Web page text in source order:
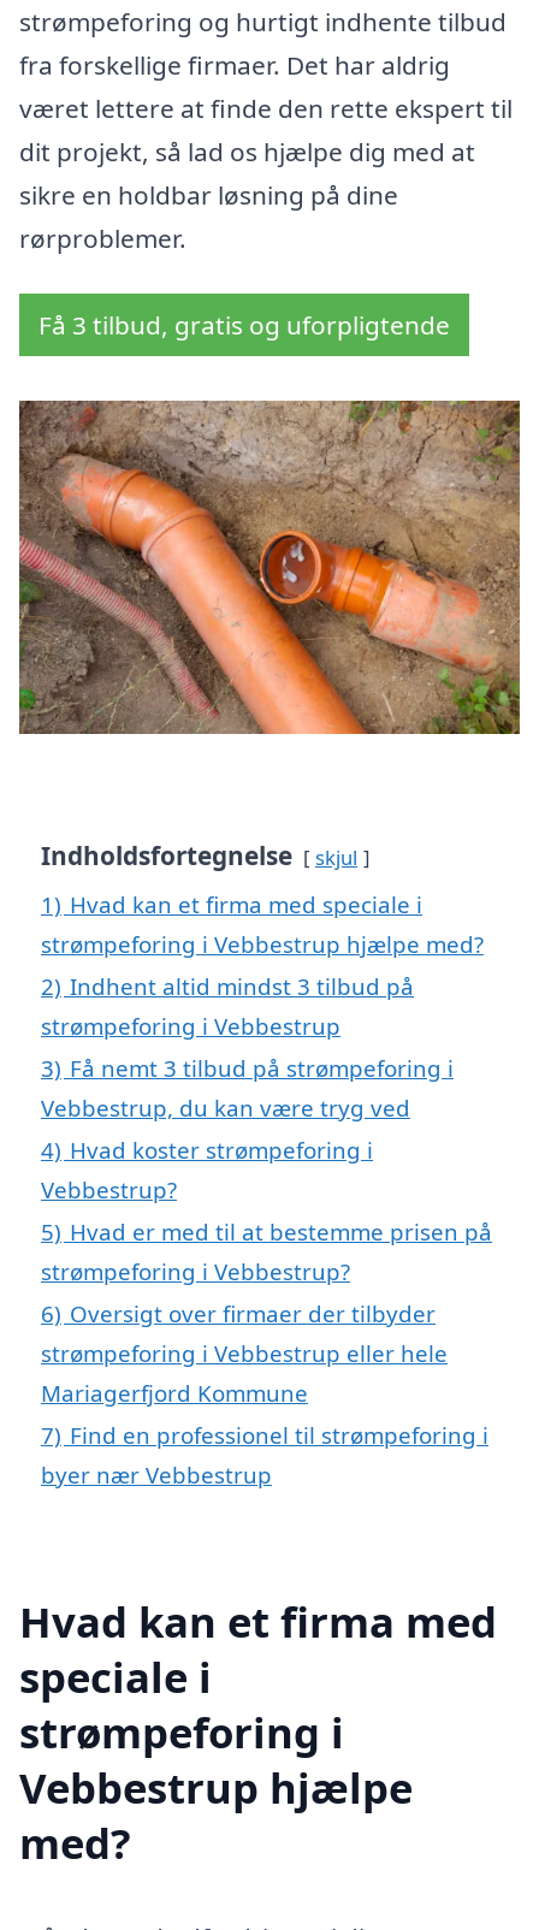
strømpeforing og hurtigt indhente tilbud
fra forskellige firmaer. Det har aldrig
været lettere at finde den rette ekspert til
dit projekt, så lad os hjælpe dig med at
sikre en holdbar løsning på dine
rørproblemer.
Få 3 tilbud, gratis og uforpligtende
Indholdsfortegnelse skjul
1) Hvad kan et firma med speciale i
strømpeforing i Vebbestrup hjælpe med?
2) Indhent altid mindst 3 tilbud på
strømpeforing i Vebbestrup
3) Få nemt 3 tilbud på strømpeforing i
Vebbestrup, du kan være tryg ved
4) Hvad koster strømpeforing i
Vebbestrup?
5) Hvad er med til at bestemme prisen på
strømpeforing i Vebbestrup?
6) Oversigt over firmaer der tilbyder
strømpeforing i Vebbestrup eller hele
Mariagerfjord Kommune
7) Find en professionel til strømpeforing i
byer nær Vebbestrup
Hvad kan et firma med
speciale i
strømpeforing i
Vebbestrup hjælpe
med?